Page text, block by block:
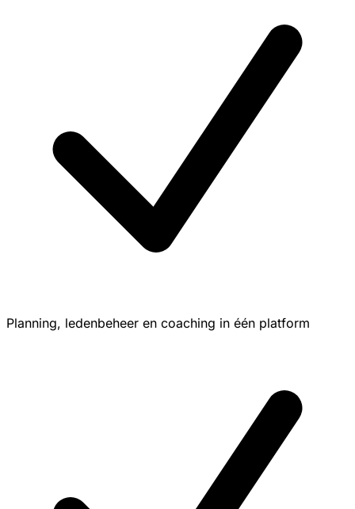
Planning, ledenbeheer en coaching in één platform